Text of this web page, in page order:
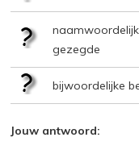
gezegde
bijwoordelijke
Jouw antwoord: